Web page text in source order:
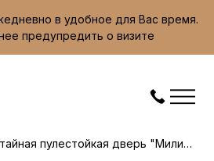
в удобное для Вас время.
предупредить о визите
Потайная пулестойкая дверь "Милин" БАСТИОН-3 с облицовкой в цвет стены